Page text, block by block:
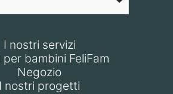
I nostri servizi
per bambini FeliFam
Negozio
I nostri progetti